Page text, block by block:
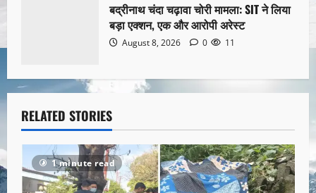
बद्रीनाथ चंदा चढ़ावा चोरी मामला: SIT ने लिया
बड़ा एक्शन, एक और आरोपी अरेस्ट
August 8, 2026 0 11
RELATED STORIES
1 minute read